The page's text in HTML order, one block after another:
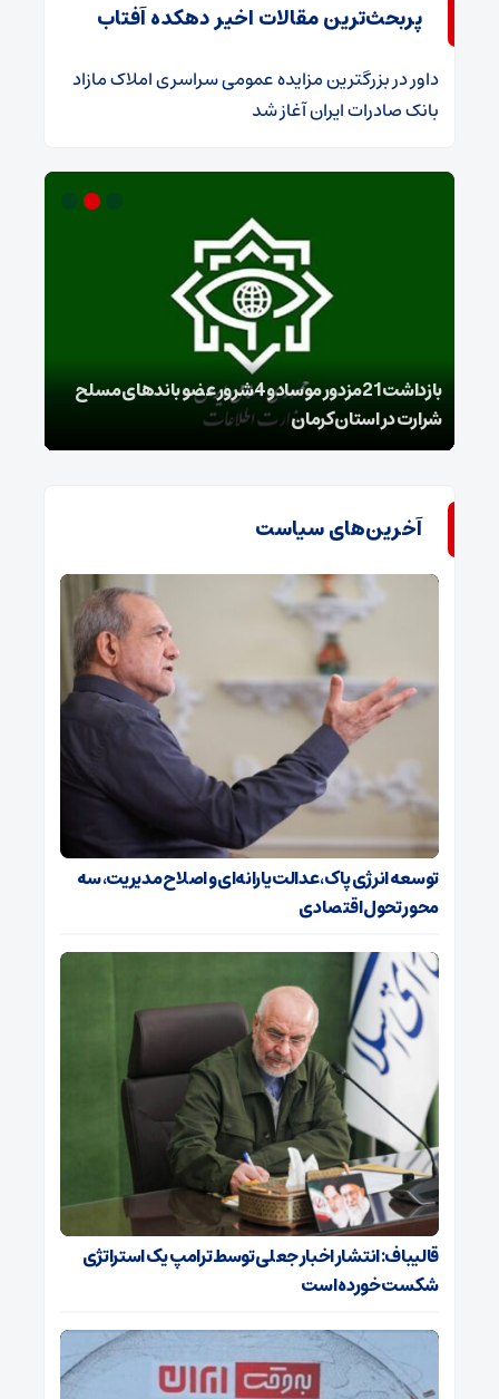
پربحث‌ترین مقالات اخیر دهکده آفتاب
داوردر​بزرگترین مزایده عمومی سراسری املاک مازاد
بانک صادرات ایران آغاز شد
بازداشت 21مزدور موساد و 4 شرور عضو باندهای مسلح
شرارت در استان کرمان
آخرین‌های سیاست
توسعه انرژی پاک، عدالت یارانه‌ای و اصلاح مدیریت، سه
محور تحول اقتصادی
قالیباف: انتشار اخبار جعلی توسط ترامپ یک استراتژی
شکست خورده است